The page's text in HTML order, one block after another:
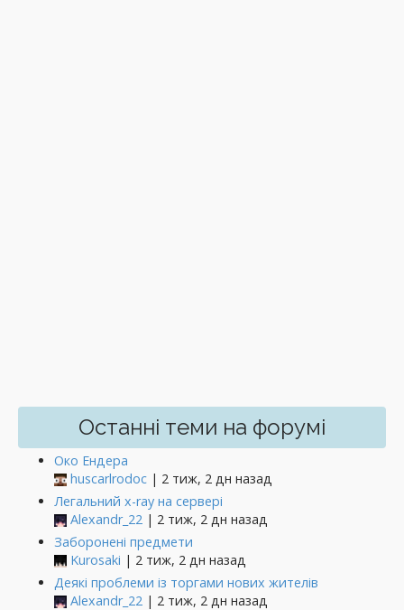
Останні теми на форумі
Око Ендера
huscarlrodoc | 2 тиж, 2 дн назад
Легальний x-ray на сервері
Alexandr_22 | 2 тиж, 2 дн назад
Заборонені предмети
Kurosaki | 2 тиж, 2 дн назад
Деякі проблеми із торгами нових жителів
Alexandr_22 | 2 тиж, 2 дн назад